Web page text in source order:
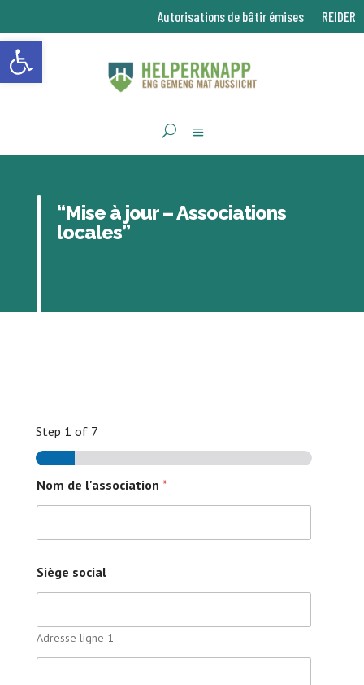
Ouvrir la barre d’outils
Autorisations de bâtir émises REIDER
“Mise à jour – Associations
locales”
Step 1 of 7
Nom de l'association *
Siège social
Adresse ligne 1